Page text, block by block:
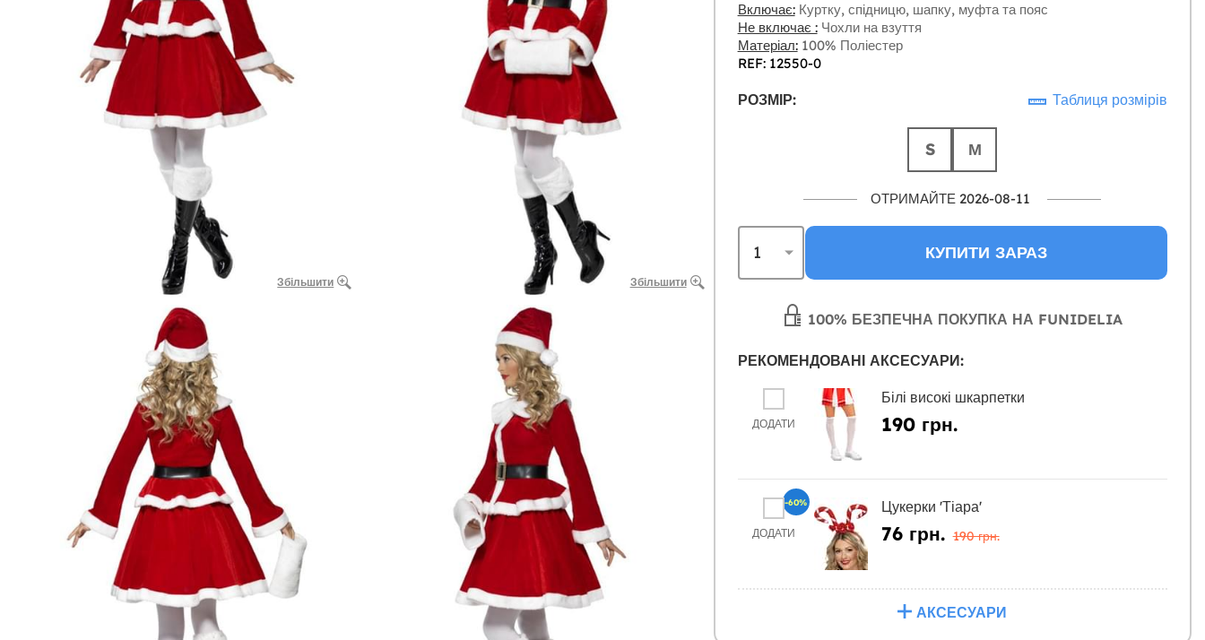
Збільшити Збільшити
Включає:Куртку, спідницю, шапку, муфта та пояс
Не включає :Чохли на взуття
Матеріал:100% Поліестер
REF: 12550-0
РОЗМІР: Таблиця розмірів
S М
ОТРИМАЙТЕ 2026-08-11
КУПИТИ ЗАРАЗ
100% БЕЗПЕЧНА ПОКУПКА НА FUNIDELIA
РЕКОМЕНДОВАНІ АКСЕСУАРИ:
ДОДАТИ
Білі високі шкарпетки
190 грн.
ДОДАТИ
Цукерки 'Тіара'
76 грн. 190 грн.
-60%
АКСЕСУАРИ